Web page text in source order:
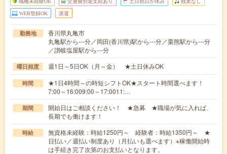
職種未経験OK 交通費別途支給あり 土日祝日が休み 残業なし
WEB登録OK 派遣
勤務地
香川県丸亀市
丸亀駅から---分／岡田(香川県)駅から---分／栗熊駅から---分
／讃岐塩屋駅から---分
曜日頻度 週1日～5日OK（月～金） ★土日休みOK
時間
★1日4時間～の時短シフトOK★スタート時間選べます！
7:00～16:009:00～17:0011:…
期間
開始日はご相談ください！ ★急募 ★職場が気に入れば、
長期でも働けます！
時給
無資格未経験：時給1250円～ 経験者：時給1350円～ ★
日払い／週払い制度あり（月払いも選べます）※稼働開始時
は手続き完了次第のお支払いとなります。